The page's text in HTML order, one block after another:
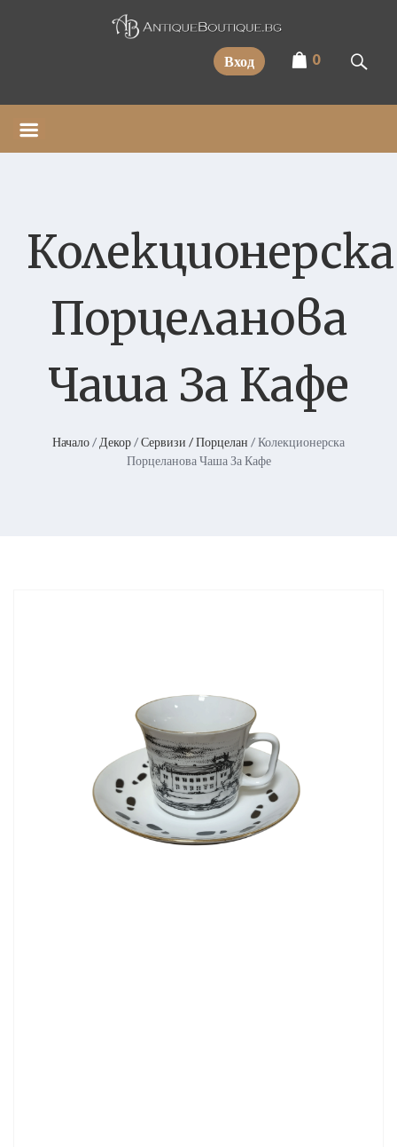
Вход 0
Колекционерска
Порцеланова
Чаша За Кафе
Начало/ Декор/Сервизи / Порцелан / Колекционерска
Порцеланова Чаша За Кафе